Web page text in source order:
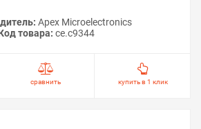
Apex Microelectronics
товара: ce.c9344
сравнить купить в 1 клик